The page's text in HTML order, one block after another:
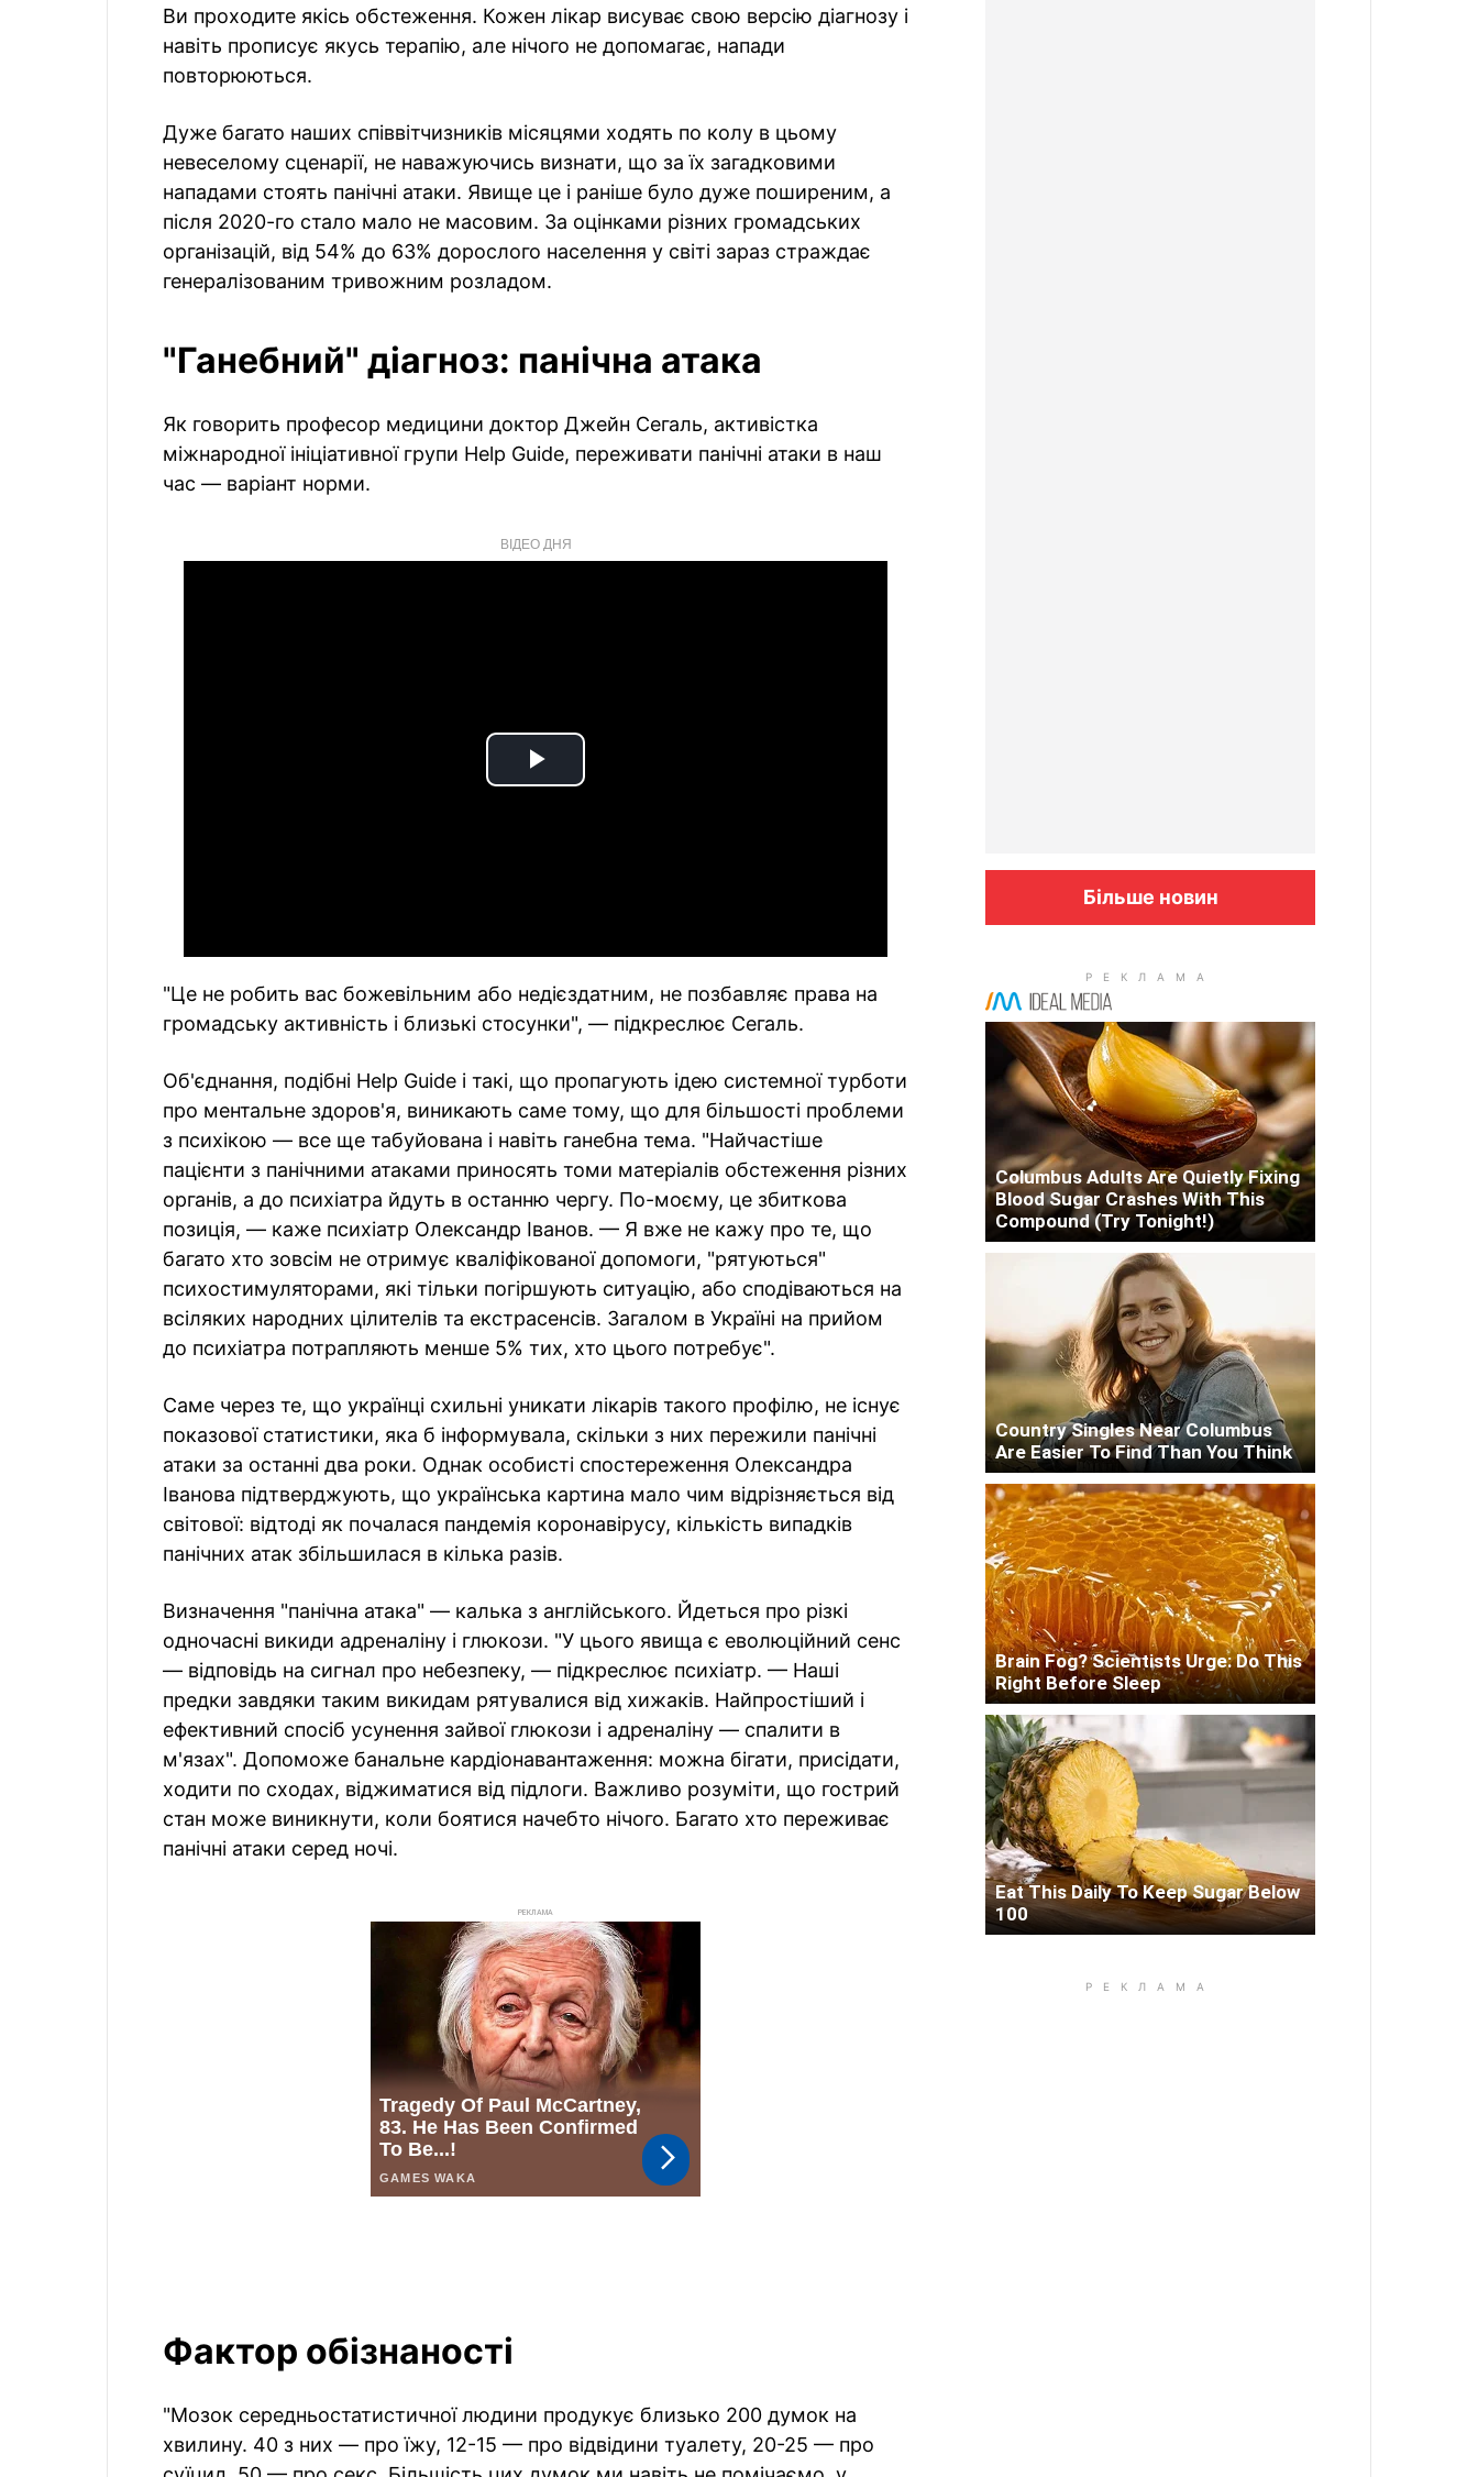
Ви проходите якісь обстеження. Кожен лікар висуває свою версію діагнозу і
навіть прописує якусь терапію, але нічого не допомагає, напади
повторюються.
Дуже багато наших співвітчизників місяцями ходять по колу в цьому
невеселому сценарії, не наважуючись визнати, що за їх загадковими
нападами стоять панічні атаки. Явище це і раніше було дуже поширеним, а
після 2020-го стало мало не масовим. За оцінками різних громадських
організацій, від 54% до 63% дорослого населення у світі зараз страждає
генералізованим тривожним розладом.
"Ганебний" діагноз: панічна атака
Як говорить професор медицини доктор Джейн Сегаль, активістка
міжнародної ініціативної групи Help Guide, переживати панічні атаки в наш
час — варіант норми.
ВІДЕО ДНЯ
Play
"Це не робить вас божевільним або недієздатним, не позбавляє права на
громадську активність і близькі стосунки", — підкреслює Сегаль.
Об'єднання, подібні Help Guide і такі, що пропагують ідею системної турботи
про ментальне здоров'я, виникають саме тому, що для більшості проблеми
з психікою — все ще табуйована і навіть ганебна тема. "Найчастіше
пацієнти з панічними атаками приносять томи матеріалів обстеження різних
органів, а до психіатра йдуть в останню чергу. По-моєму, це збиткова
позиція, — каже психіатр Олександр Іванов. — Я вже не кажу про те, що
багато хто зовсім не отримує кваліфікованої допомоги, "рятуються"
психостимуляторами, які тільки погіршують ситуацію, або сподіваються на
всіляких народних цілителів та екстрасенсів. Загалом в Україні на прийом
до психіатра потрапляють менше 5% тих, хто цього потребує".
Саме через те, що українці схильні уникати лікарів такого профілю, не існує
показової статистики, яка б інформувала, скільки з них пережили панічні
атаки за останні два роки. Однак особисті спостереження Олександра
Іванова підтверджують, що українська картина мало чим відрізняється від
світової: відтоді як почалася пандемія коронавірусу, кількість випадків
панічних атак збільшилася в кілька разів.
Визначення "панічна атака" — калька з англійського. Йдеться про різкі
одночасні викиди адреналіну і глюкози. "У цього явища є еволюційний сенс
— відповідь на сигнал про небезпеку, — підкреслює психіатр. — Наші
предки завдяки таким викидам рятувалися від хижаків. Найпростіший і
ефективний спосіб усунення зайвої глюкози і адреналіну — спалити в
м'язах". Допоможе банальне кардіонавантаження: можна бігати, присідати,
ходити по сходах, віджиматися від підлоги. Важливо розуміти, що гострий
стан може виникнути, коли боятися начебто нічого. Багато хто переживає
панічні атаки серед ночі.
РЕКЛАМА
Фактор обізнаності
"Мозок середньостатистичної людини продукує близько 200 думок на
хвилину. 40 з них — про їжу, 12-15 — про відвідини туалету, 20-25 — про
Більше новин
Columbus Adults Are Quietly Fixing
Blood Sugar Crashes With This
Compound (Try Tonight!)
Country Singles Near Columbus
Are Easier To Find Than You Think
Brain Fog? Scientists Urge: Do This
Right Before Sleep
Eat This Daily To Keep Sugar Below
100